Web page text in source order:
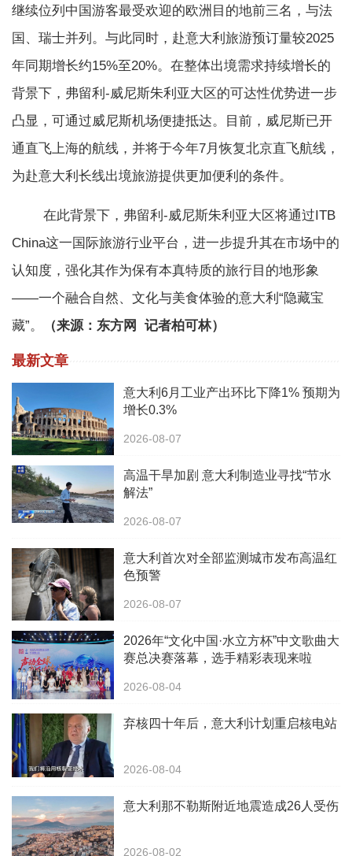
继续位列中国游客最受欢迎的欧洲目的地前三名，与法
国、瑞士并列。与此同时，赴意大利旅游预订量较2025
年同期增长约15%至20%。在整体出境需求持续增长的
背景下，弗留利-威尼斯朱利亚大区的可达性优势进一步
凸显，可通过威尼斯机场便捷抵达。目前，威尼斯已开
通直飞上海的航线，并将于今年7月恢复北京直飞航线，
为赴意大利长线出境旅游提供更加便利的条件。
在此背景下，弗留利-威尼斯朱利亚大区将通过ITB
China这一国际旅游行业平台，进一步提升其在市场中的
认知度，强化其作为保有本真特质的旅行目的地形象
——一个融合自然、文化与美食体验的意大利“隐藏宝
藏”。
（来源：东方网 记者柏可林）
最新文章
意大利6月工业产出环比下降1% 预期为
增长0.3%
2026-08-07
高温干旱加剧 意大利制造业寻找“节水
解法”
2026-08-07
意大利首次对全部监测城市发布高温红
色预警
2026-08-07
2026年“文化中国·水立方杯”中文歌曲大
赛总决赛落幕，选手精彩表现来啦
2026-08-04
弃核四十年后，意大利计划重启核电站
2026-08-04
意大利那不勒斯附近地震造成26人受伤
2026-08-02